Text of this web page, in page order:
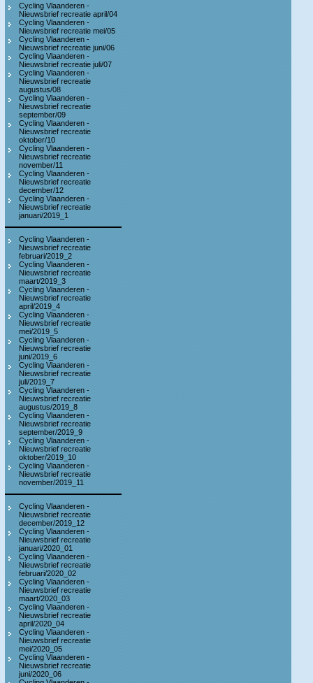
Cycling Vlaanderen -
Nieuwsbrief recreatie april/04
Cycling Vlaanderen -
Nieuwsbrief recreatie mei/05
Cycling Vlaanderen -
Nieuwsbrief recreatie juni/06
Cycling Vlaanderen -
Nieuwsbrief recreatie juli/07
Cycling Vlaanderen -
Nieuwsbrief recreatie
augustus/08
Cycling Vlaanderen -
Nieuwsbrief recreatie
september/09
Cycling Vlaanderen -
Nieuwsbrief recreatie
oktober/10
Cycling Vlaanderen -
Nieuwsbrief recreatie
november/11
Cycling Vlaanderen -
Nieuwsbrief recreatie
december/12
Cycling Vlaanderen -
Nieuwsbrief recreatie
januari/2019_1
Cycling Vlaanderen -
Nieuwsbrief recreatie
februari/2019_2
Cycling Vlaanderen -
Nieuwsbrief recreatie
maart/2019_3
Cycling Vlaanderen -
Nieuwsbrief recreatie
april/2019_4
Cycling Vlaanderen -
Nieuwsbrief recreatie
mei/2019_5
Cycling Vlaanderen -
Nieuwsbrief recreatie
juni/2019_6
Cycling Vlaanderen -
Nieuwsbrief recreatie
juli/2019_7
Cycling Vlaanderen -
Nieuwsbrief recreatie
augustus/2019_8
Cycling Vlaanderen -
Nieuwsbrief recreatie
september/2019_9
Cycling Vlaanderen -
Nieuwsbrief recreatie
oktober/2019_10
Cycling Vlaanderen -
Nieuwsbrief recreatie
november/2019_11
Cycling Vlaanderen -
Nieuwsbrief recreatie
december/2019_12
Cycling Vlaanderen -
Nieuwsbrief recreatie
januari/2020_01
Cycling Vlaanderen -
Nieuwsbrief recreatie
februari/2020_02
Cycling Vlaanderen -
Nieuwsbrief recreatie
maart/2020_03
Cycling Vlaanderen -
Nieuwsbrief recreatie
april/2020_04
Cycling Vlaanderen -
Nieuwsbrief recreatie
mei/2020_05
Cycling Vlaanderen -
Nieuwsbrief recreatie
juni/2020_06